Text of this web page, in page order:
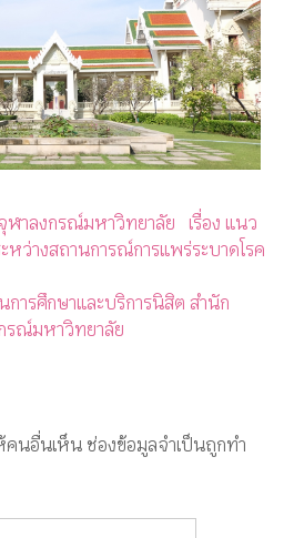
าลงกรณ์มหาวิทยาลัย เรื่อง แนว
ว่างสถานการณ์การแพร่ระบาดโรค
ารศึกษาและบริการนิสิต สำนัก
รณ์มหาวิทยาลัย
คนอื่นเห็น ช่องข้อมูลจำเป็นถูกทำ